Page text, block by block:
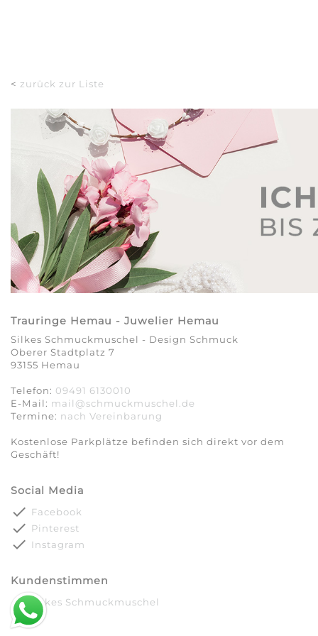
< zurück zur Liste
Trauringe Hemau - Juwelier Hemau
Silkes Schmuckmuschel - Design Schmuck
Oberer Stadtplatz 7
93155 Hemau
Telefon: 09491 6130010
E-Mail: mail@schmuckmuschel.de
Termine: nach Vereinbarung​​​​​​​
Kostenlose Parkplätze befinden sich direkt vor dem
Geschäft!
Social Media
done Facebook
done Pinterest
done Instagram
Kundenstimmen
done Silkes Schmuckmuschel